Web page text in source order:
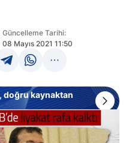
Güncelleme Tarihi:
08 Mayıs 2021 11:50
doğru kaynaktan